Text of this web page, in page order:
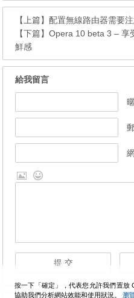
【上篇】配置無線路由器需要
【下篇】Opera 10 beta 3 – 享
鮮感
給我留言
按一下「確定」，代表您允許我們置放
協助我們分析網站效能和使用狀況。 瀏